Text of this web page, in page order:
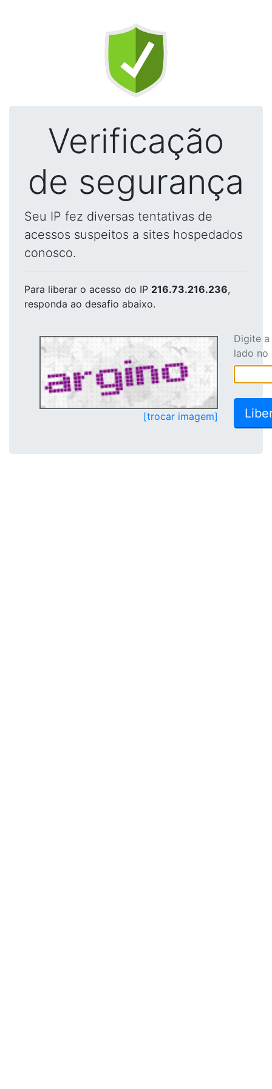
Verificação
de segurança
Seu IP fez diversas tentativas de
acessos suspeitos a sites hospedados
conosco.
Para liberar o acesso do IP 216.73.216.236,
responda ao desafio abaixo.
[trocar imagem]
Digite
lado no